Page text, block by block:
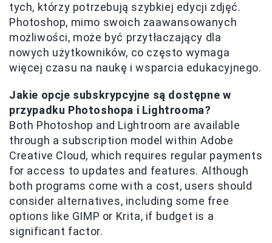
tych, którzy potrzebują szybkiej edycji zdjęć.
Photoshop, mimo swoich zaawansowanych
możliwości, może być przytłaczający dla
nowych użytkowników, co często wymaga
więcej czasu na naukę i wsparcia edukacyjnego.
Jakie opcje subskrypcyjne są dostępne w
przypadku Photoshopa i Lightrooma?
Both Photoshop and Lightroom are available
through a subscription model within Adobe
Creative Cloud, which requires regular payments
for access to updates and features. Although
both programs come with a cost, users should
consider alternatives, including some free
options like GIMP or Krita, if budget is a
significant factor.